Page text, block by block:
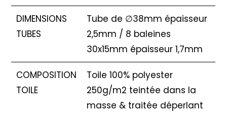
DIMENSIONS
TUBES
Tube de ∅38mm épaisseur
2,5mm / 8 baleines
30x15mm épaisseur 1,7mm
COMPOSITION
TOILE
Toile 100% polyester
250g/m2 teintée dans la
masse & traitée déperlant